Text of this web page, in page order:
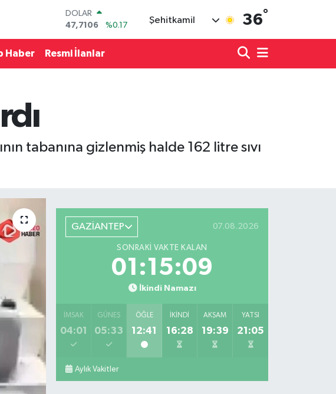
47,7106
EURO
STERLİN
Şehitkamil 36°
Haber Resmi İlanlar
tabanına gizlenmiş halde 162 litre sıvı
GAZİANTEP 07.08.2026
SONRAKI VAKTE KALAN
01:15:08
İkindi Namazı
İMSAK
04:01
GÜNEŞ
05:33
ÖĞLE
12:41
İKINDI
16:28
AKŞAM
19:39
YATSI
21:05
Aylık Vakitler